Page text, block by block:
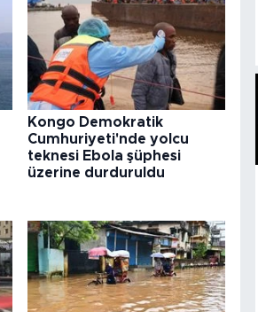
Kongo Demokratik
Cumhuriyeti'nde yolcu
teknesi Ebola şüphesi
üzerine durduruldu